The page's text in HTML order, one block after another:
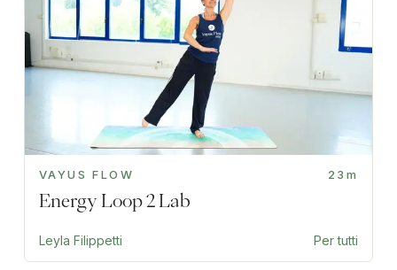
VAYUS FLOW 23m
Energy Loop 2 Lab
Leyla Filippetti Per tutti